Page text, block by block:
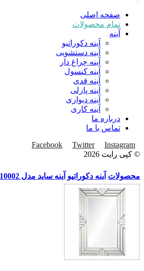
صفحه اصلی
تمام محصولات
آینه
آینه دکوراتیو
آینه دستشویی
آینه چراغ دار
آینه کنسول
آینه قدی
آینه پازلی
آینه دیواری
آینه کاری
درباره ما
تماس با ما
Facebook
Twitter
Instagram
© کپی رایت 2026
محصولات آینه دکوراتیو آینه ساید مدل 10002